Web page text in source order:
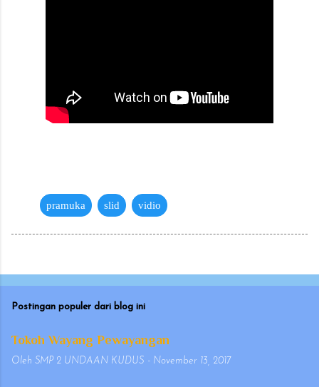
pramuka slid vidio
Postingan populer dari blog ini
Tokoh Wayang Pewayangan
Oleh SMP 2 UNDAAN KUDUS - November 13, 2017